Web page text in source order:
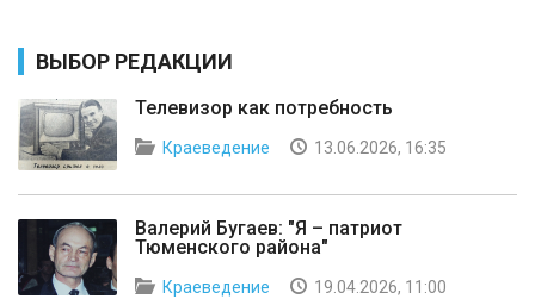
ВЫБОР РЕДАКЦИИ
Телевизор как потребность
Краеведение 13.06.2026, 16:35
Валерий Бугаев: "Я – патриот
Тюменского района"
Краеведение 19.04.2026, 11:00